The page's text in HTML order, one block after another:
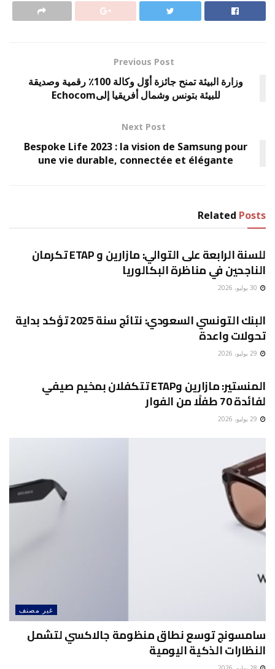
Previous Post
وزارة البيئة تمنح جائزة أوّل وكالة 100٪ رقمية وصديقة
للبيئة بتونس وشمال أفريقيا إلىEchocom
Next Post
Bespoke Life 2023 : la vision de Samsung pour
une vie durable, connectée et élégante
Related Posts
للسنة الرابعة على التوالي: مازارين و ETAP تكرمان
الناجحين في مناظرة البكالوريا
البنك التونسي السعودي: نتائج سنة 2025 تؤكد بداية
تحولات واعدة
المنستير: مازارين وETAP تتكفلان بمخيم صيفي
لفائدة 70 طفلًا من الفوار
غير مصنف
سامسونج توسع نطاق منظومة جالاكسي لتشمل
النظارات الذكية اليومية